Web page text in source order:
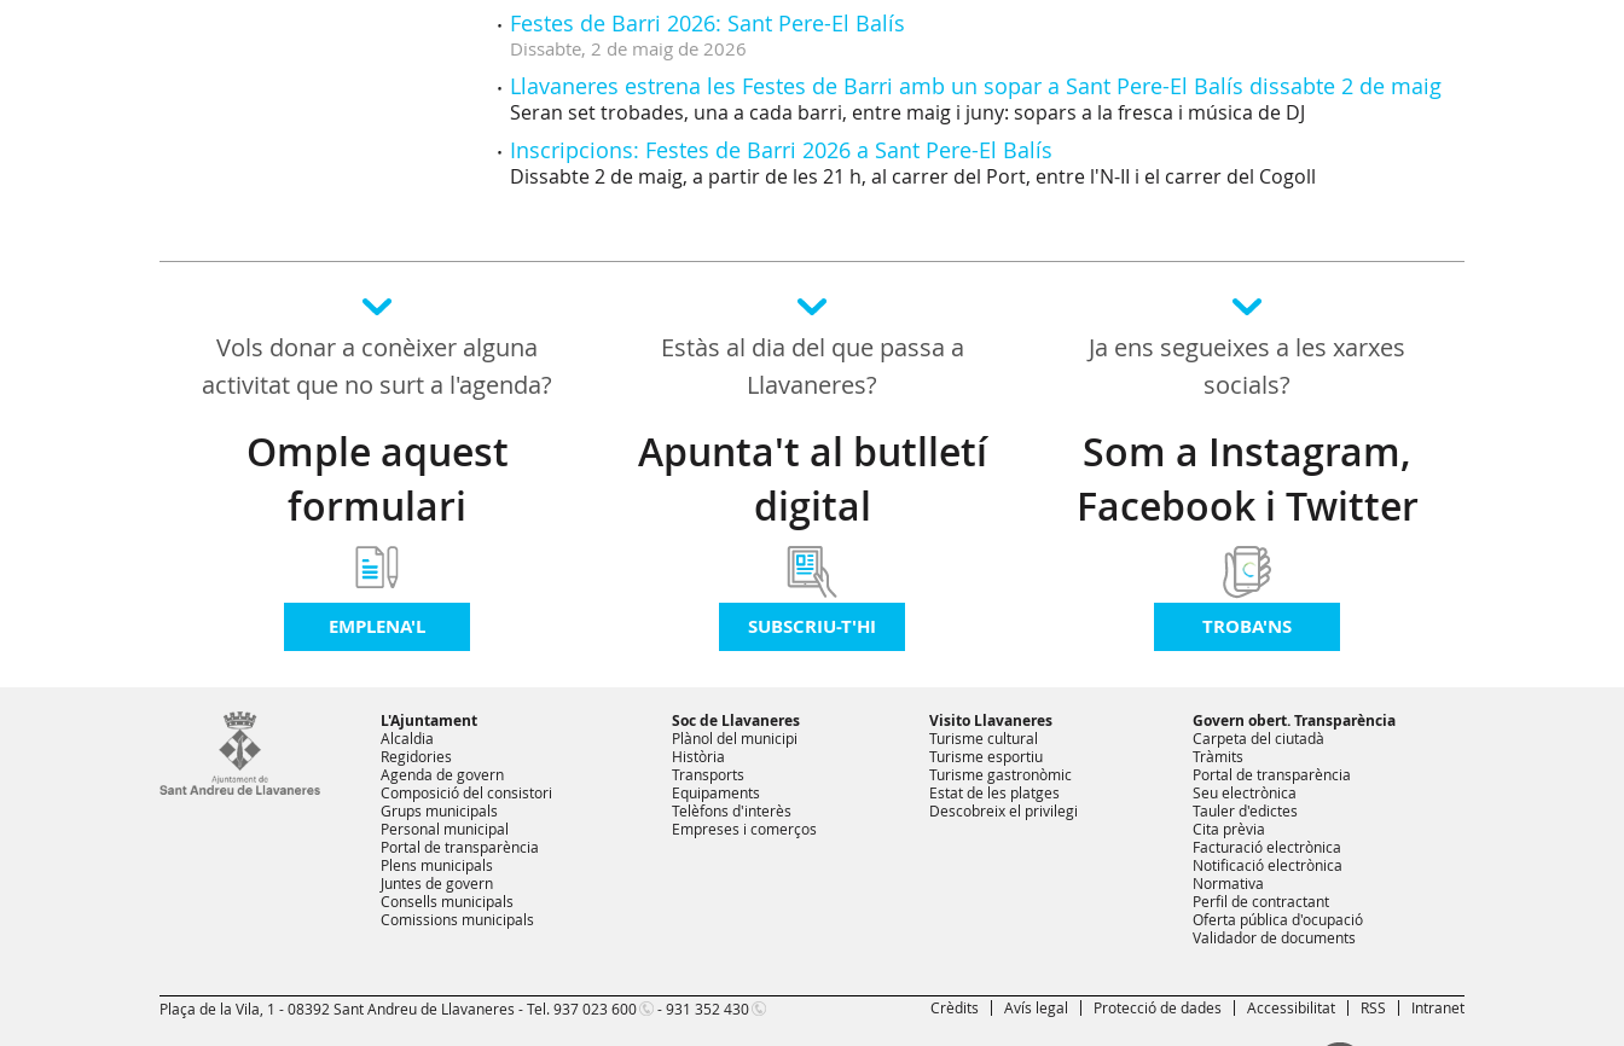
Festes de Barri 2026: Sant Pere-El Balís
Dissabte, 2 de maig de 2026
Llavaneres estrena les Festes de Barri amb un sopar a Sant Pere-El Balís dissabte 2 de maig
Seran set trobades, una a cada barri, entre maig i juny: sopars a la fresca i música de DJ
Inscripcions: Festes de Barri 2026 a Sant Pere-El Balís
Dissabte 2 de maig, a partir de les 21 h, al carrer del Port, entre l'N-II i el carrer del Cogoll
Vols donar a conèixer alguna
activitat que no surt a l'agenda?
Omple aquest
formulari
EMPLENA'L
Estàs al dia del que passa a
Llavaneres?
Apunta't al butlletí
digital
SUBSCRIU-T'HI
Ja ens segueixes a les xarxes
socials?
Som a Instagram,
Facebook i Twitter
TROBA'NS
L'Ajuntament
Alcaldia
Regidories
Agenda de govern
Composició del consistori
Grups municipals
Personal municipal
Portal de transparència
Plens municipals
Juntes de govern
Consells municipals
Comissions municipals
Soc de Llavaneres
Plànol del municipi
Història
Transports
Equipaments
Telèfons d'interès
Empreses i comerços
Visito Llavaneres
Turisme cultural
Turisme esportiu
Turisme gastronòmic
Estat de les platges
Descobreix el privilegi
Govern obert. Transparència
Carpeta del ciutadà
Tràmits
Portal de transparència
Seu electrònica
Tauler d'edictes
Cita prèvia
Facturació electrònica
Notificació electrònica
Normativa
Perfil de contractant
Oferta pública d'ocupació
Validador de documents
Plaça de la Vila, 1 - 08392 Sant Andreu de Llavaneres - Tel.937 023 600 -931 352 430 Crèdits Avís legal Protecció de dades Accessibilitat RSS Intranet